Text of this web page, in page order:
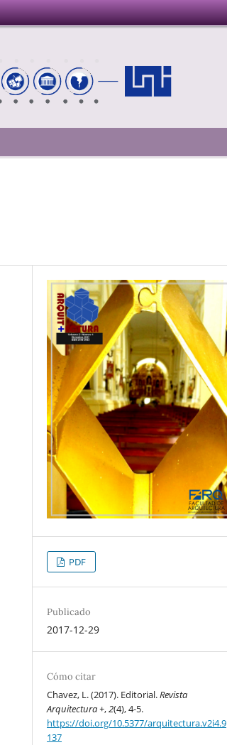
PDF
Publicado
2017-12-29
Cómo citar
Chavez, L. (2017). Editorial.Revista
Arquitectura +,2(4), 4-5.
https://doi.org/10.5377/arquitectura.v2i4.9
137